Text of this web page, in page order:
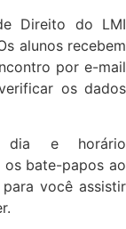
Direito do LMI
alunos recebem
por e-mail
os dados
dia e horário
os bate-papos ao
você assistir